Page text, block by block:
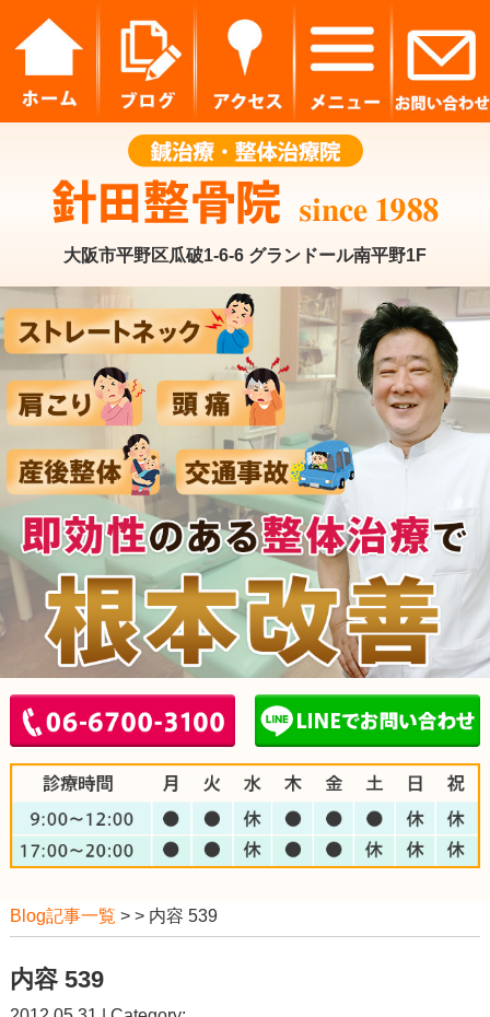
大阪市平野区瓜破1-6-6 グランドール南平野1F
Blog記事一覧 > > 内容 539
内容 539